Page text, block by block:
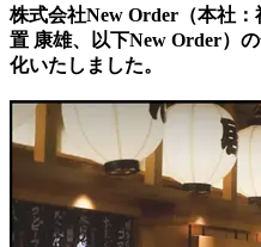
株式会社New Order（本社
置 康雄、以下New Order）
化いたしました。